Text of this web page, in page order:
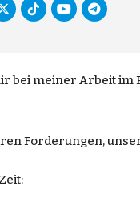
bei meiner Arbeit
Forderungen,